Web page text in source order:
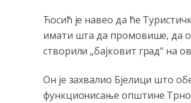
Ћосић је навео да ће
имати шта да промовише, да
створили „бајковит град“ на
Он је захвалио Бјелици што
функционисање општине